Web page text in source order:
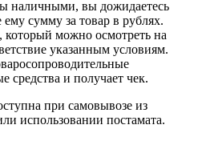
наличными, вы дожидаетесь
ему сумму за товар в рублях.
который можно осмотреть на
указанным условиям.
средства и получает чек.
при самовывозе из
использовании постамата.